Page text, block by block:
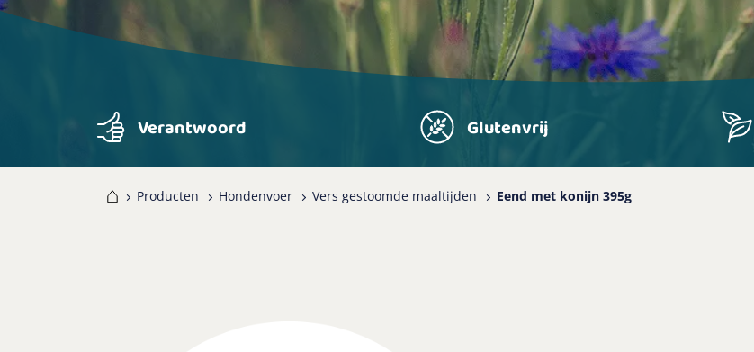
Verantwoord Glutenvrij
Producten Hondenvoer Vers gestoomde maaltijden Eend met konijn 395g